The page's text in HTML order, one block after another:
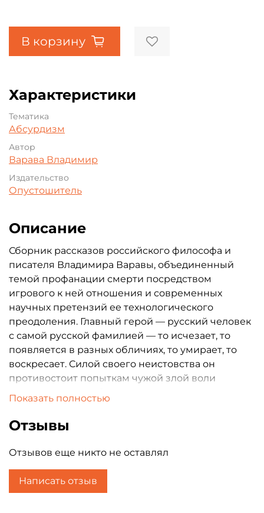
В корзину
Характеристики
Тематика
Абсурдизм
Автор
Варава Владимир
Издательство
Опустошитель
Описание
Сборник рассказов российского философа и
писателя Владимира Варавы, объединенный
темой профанации смерти посредством
игрового к ней отношения и современных
научных претензий ее технологического
преодоления. Главный герой — русский человек
с самой русской фамилией — то исчезает, то
появляется в разных обличиях, то умирает, то
воскресает. Силой своего неистовства он
противостоит попыткам чужой злой воли
умертвить его, либо вопреки его воле
краска смерти покрывает весь его жизненный
ландшафт. Иначе сплошной некро, но все же не
реализм, а сюрреализм. Мораль всех этих
люди, а люди смертны. Остальное приложится в
свой день и час.
Показать полностью
Отзывы
Отзывов еще никто не оставлял
Написать отзыв